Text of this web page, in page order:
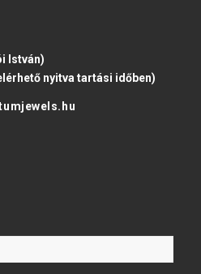
István)
nyitva tartási időben)